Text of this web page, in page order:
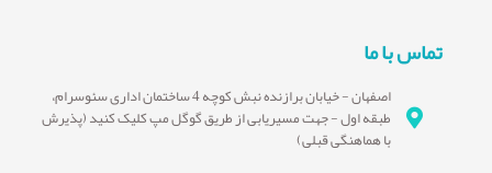
تماس با ما
اصفهان - خیابان برازنده نبش کوچه 4 ساختمان اداری سئوسرام،
طبقه اول - جهت مسیریابی از طریق گوگل مپ کلیک کنید (پذیرش
با هماهنگی قبلی)